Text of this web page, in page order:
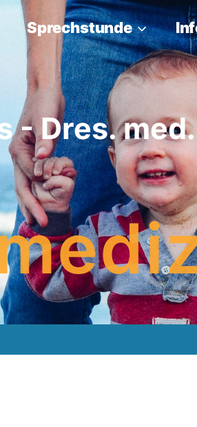
Sprechstunde
Dres.